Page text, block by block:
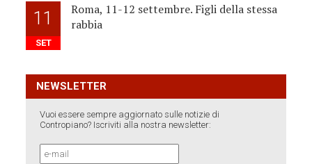
11
SET
Roma, 11-12 settembre. Figli della stessa
rabbia
NEWSLETTER
Vuoi essere sempre aggiornato sulle notizie di
Contropiano? Iscriviti alla nostra newsletter: